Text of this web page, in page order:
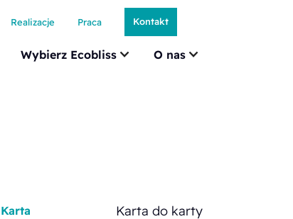
Wybierz Ecobliss O nas
Realizacje Praca Kontakt
Karta Karta do karty